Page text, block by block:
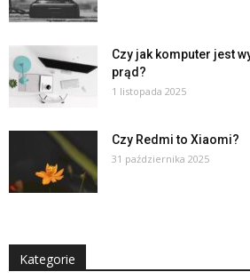
Czy jak komputer jest
prąd?
1 listopada 2025
Czy Redmi to Xiaomi?
31 października 2025
Kategorie